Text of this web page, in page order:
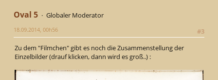
Oval 5
Globaler Moderator
#3
18.09.2014, 00h56
Zu dem "Filmchen" gibt es noch die Zusammenstellung der
Einzelbilder (drauf klicken, dann wird es groß..) :